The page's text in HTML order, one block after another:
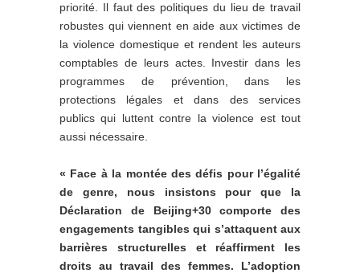
priorité. Il faut des politiques du lieu de travail
robustes qui viennent en aide aux victimes de
la violence domestique et rendent les auteurs
comptables de leurs actes. Investir dans les
programmes de prévention, dans les
protections légales et dans des services
publics qui luttent contre la violence est tout
aussi nécessaire.
« Face à la montée des défis pour l’égalité
de genre, nous insistons pour que la
Déclaration de Beijing+30 comporte des
engagements tangibles qui s’attaquent aux
barrières structurelles et réaffirment les
droits au travail des femmes. L’adoption